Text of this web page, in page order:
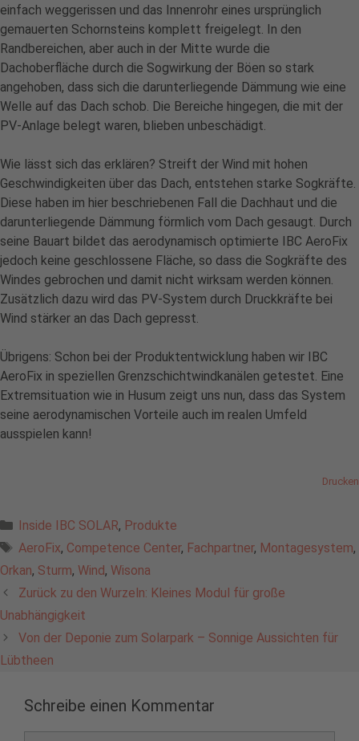
einfach weggerissen und das Innenrohr eines ursprünglich
gemauerten Schornsteins komplett freigelegt. In den
Randbereichen, aber auch in der Mitte wurde die
Dachoberfläche durch die Sogwirkung der Böen so stark
angehoben, dass sich die darunterliegende Dämmung wie eine
Welle auf das Dach schob. Die Bereiche hingegen, die mit der
PV-Anlage belegt waren, blieben unbeschädigt.
Wie lässt sich das erklären? Streift der Wind mit hohen
Geschwindigkeiten über das Dach, entstehen starke Sogkräfte.
Diese haben im hier beschriebenen Fall die Dachhaut und die
darunterliegende Dämmung förmlich vom Dach gesaugt. Durch
seine Bauart bildet das aerodynamisch optimierte IBC AeroFix
jedoch keine geschlossene Fläche, so dass die Sogkräfte des
Windes gebrochen und damit nicht wirksam werden können.
Zusätzlich dazu wird das PV-System durch Druckkräfte bei
Wind stärker an das Dach gepresst.
Übrigens: Schon bei der Produktentwicklung haben wir IBC
AeroFix in speziellen Grenzschichtwindkanälen getestet. Eine
Extremsituation wie in Husum zeigt uns nun, dass das System
seine aerodynamischen Vorteile auch im realen Umfeld
ausspielen kann!
Drucken
Kategorien
Inside IBC SOLAR, Produkte
Schlagwörter
AeroFix, Competence Center, Fachpartner, Montagesystem,
Orkan, Sturm, Wind, Wisona
Zurück zu den Wurzeln: Kleines Modul für große
Unabhängigkeit
Von der Deponie zum Solarpark – Sonnige Aussichten für
Lübtheen
Schreibe einen Kommentar